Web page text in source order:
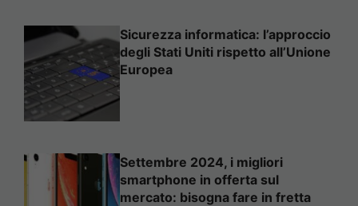
Sicurezza informatica: l’approccio
degli Stati Uniti rispetto all’Unione
Europea
Settembre 2024, i migliori
smartphone in offerta sul
mercato: bisogna fare in fretta